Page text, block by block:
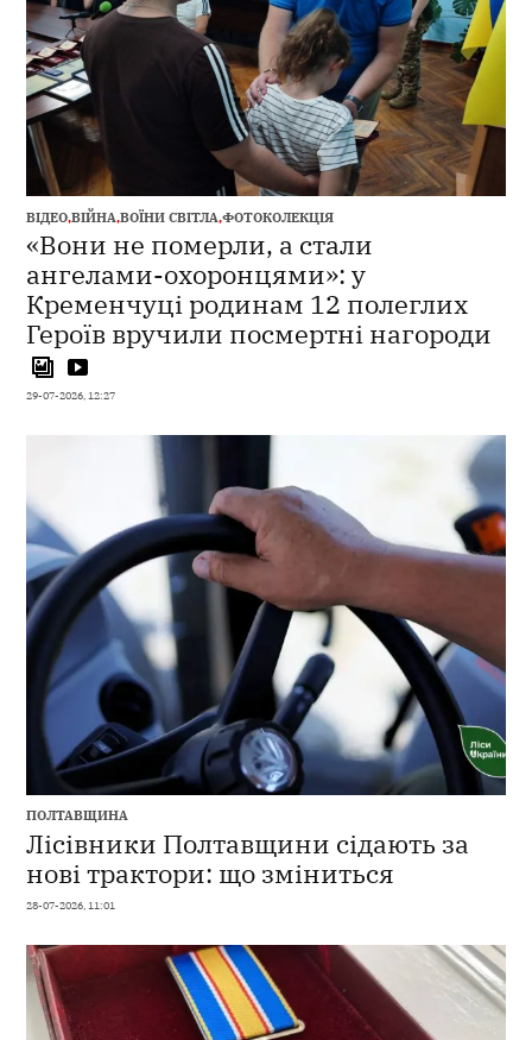
ВІДЕО,ВІЙНА,ВОЇНИ СВІТЛА,ФОТОКОЛЕКЦІЯ
«Вони не померли, а стали
ангелами-охоронцями»: у
Кременчуці родинам 12 полеглих
Героїв вручили посмертні нагороди
29-07-2026, 12:27
ПОЛТАВЩИНА
Лісівники Полтавщини сідають за
нові трактори: що зміниться
28-07-2026, 11:01